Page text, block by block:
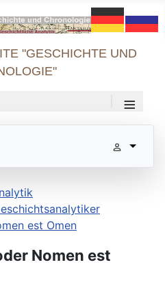
"GESCHICHTE UND
≡
est Omen
Nomen est